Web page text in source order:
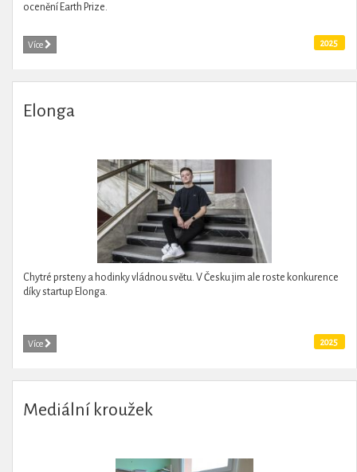
ocenění Earth Prize.
Více 2025
Elonga
Chytré prsteny a hodinky vládnou světu. V Česku jim ale roste konkurence
díky startup Elonga.
Více 2025
Mediální kroužek